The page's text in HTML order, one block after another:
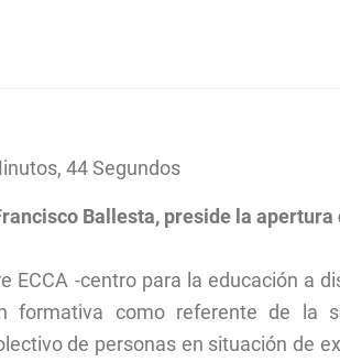
44 Segundos
Ballesta, preside la
ECCA -centro para la educación a
formativa como referente de la
de personas en situación de